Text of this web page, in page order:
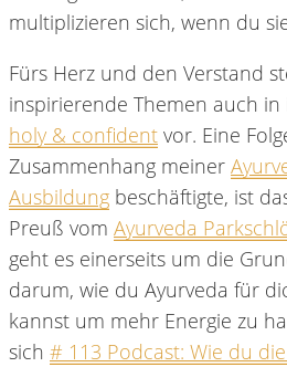
multiplizieren sich, wenn du
Fürs Herz und den Verstand
inspirierende Themen auch
holy & confident vor. Eine
Zusammenhang meiner
Ausbildung beschäftigte, ist
Preuß vom Ayurveda
geht es einerseits um die
darum, wie du Ayurveda für
kannst um mehr Energie zu
sich # 113 Podcast: Wie du